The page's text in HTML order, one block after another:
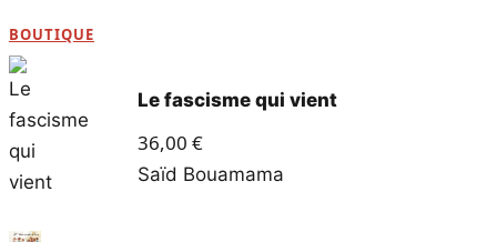
BOUTIQUE
Le fascisme qui vient
36,00 €
Saïd Bouamama